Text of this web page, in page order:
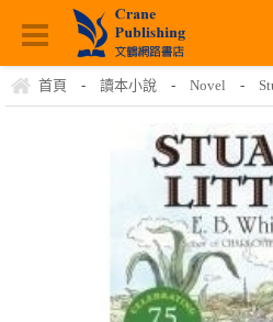
首頁 - 讀本小說 - Novel -